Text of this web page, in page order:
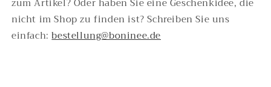
zum Artikel? Oder haben Sie eine Geschenkidee, die
nicht im Shop zu finden ist? Schreiben Sie uns
einfach:bestellung@boninee.de